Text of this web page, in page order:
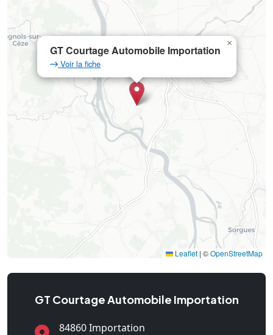
GT Courtage Automobile Importation
Voir la fiche
×
Leaflet | ©OpenStreetMap
GT Courtage Automobile Importation
84860 Importation